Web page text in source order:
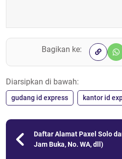
Bagikan ke:
Diarsipkan di bawah:
gudang id express kantor id
Daftar Alamat Paxel Solo
Jam Buka, No. WA, dll)